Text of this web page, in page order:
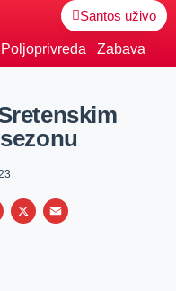
Santos uživo
Poljoprivreda Zabava
W
X
E